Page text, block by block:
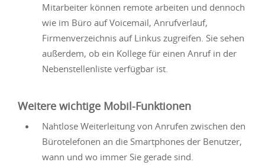
Mitarbeiter können remote arbeiten und dennoch
wie im Büro auf Voicemail, Anrufverlauf,
Firmenverzeichnis auf Linkus zugreifen. Sie sehen
außerdem, ob ein Kollege für einen Anruf in der
Nebenstellenliste verfügbar ist.
Weitere wichtige Mobil-Funktionen
Nahtlose Weiterleitung von Anrufen zwischen den
Bürotelefonen an die Smartphones der Benutzer,
wann und wo immer Sie gerade sind.